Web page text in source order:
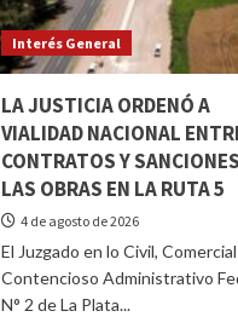
Interés General
LA JUSTICIA ORDENÓ A
VIALIDAD NACIONAL
CONTRATOS Y
LAS OBRAS EN LA RUTA 5
4 de agosto de 2026
El Juzgado en lo Civil,
Contencioso Administrativo
N° 2 de La Plata...